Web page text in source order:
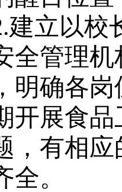
建立以校
全管理
明确各
开展食
，有相
全。